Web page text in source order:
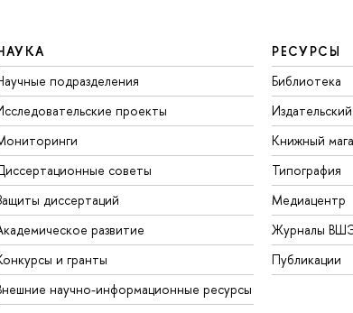
подразделения
проекты
советы
диссертаций
развитие
и гранты
научно-информационные ресурсы
РЕСУРСЫ
Библиотека
Книжный
Типография
Медиацентр
Журналы
Публикации